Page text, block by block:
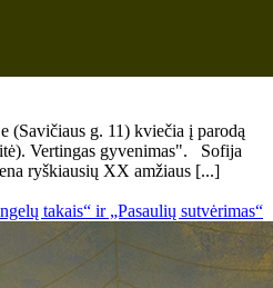
g. 11) kviečia į parodą
Vertingas gyvenimas". Sofija
ryškiausių XX amžiaus [...]
takais“ ir „Pasaulių sutvėrimas“